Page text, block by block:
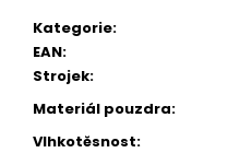
Kategorie:
EAN:
Strojek:
Materiál pouzdra:
Vlhkotěsnost:
e
m
e